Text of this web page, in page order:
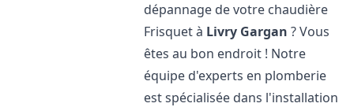
dépannage de votre chaudière
Frisquet à Livry Gargan ? Vous
êtes au bon endroit ! Notre
équipe d'experts en plomberie
est spécialisée dans l'installation